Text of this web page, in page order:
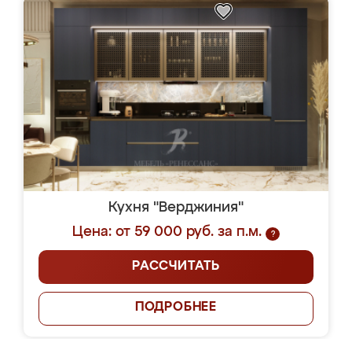
Кухня "Верджиния"
Цена: от 59 000 руб. за п.м.
?
РАССЧИТАТЬ
ПОДРОБНЕЕ